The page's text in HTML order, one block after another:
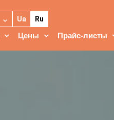
Ua Ru
Цены Прайс-листы